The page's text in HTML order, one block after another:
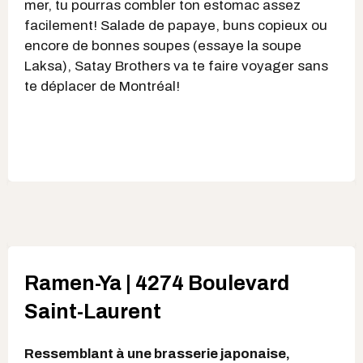
mer, tu pourras combler ton estomac assez
facilement! Salade de papaye, buns copieux ou
encore de bonnes soupes (essaye la soupe
Laksa), Satay Brothers va te faire voyager sans
te déplacer de Montréal!
Ramen-Ya | 4274 Boulevard
Saint-Laurent
Ressemblant à une brasserie japonaise,